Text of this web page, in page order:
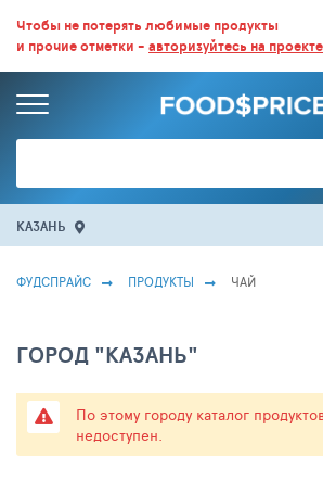
ВСЕ СКИДКИ И ВЫГОДНЫЕ ЦЕНЫ НА ПРОДУКТЫ В
БОЛЬШЕ 100 000 ТОВАРОВ. ЕЖЕДНЕВНОЕ ОБНОВЛЕНИЕ
Чтобы не потерять любимые продукты
и прочие отметки - авторизуйтесь на проекте
КАЗАНЬ
ФУДСПРАЙС ПРОДУКТЫ ЧАЙ
ГОРОД "КАЗАНЬ"
По этому городу каталог
недоступен.